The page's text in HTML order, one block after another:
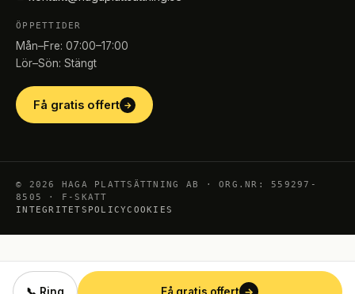
→
ÖPPETTIDER
Mån–Fre: 07:00–17:00
Lör–Sön: Stängt
Få gratis offert →
© 2026 HAGA PLATTSÄTTNING AB · ORG.NR: 559297-
8505 · F-SKATT
INTEGRITETSPOLICYCOOKIES